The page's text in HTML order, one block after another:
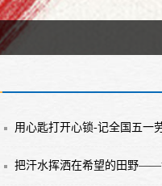
用心匙打开心锁-记全国五一
把汗水挥洒在希望的田野——